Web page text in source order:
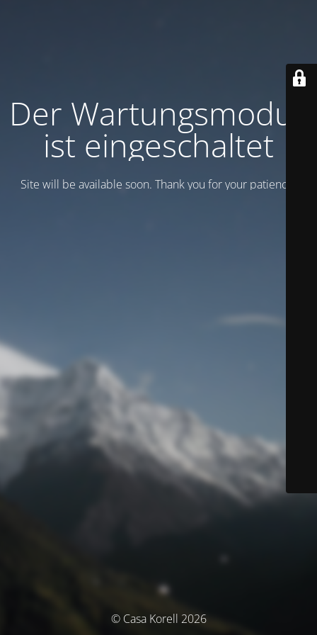
Der Wartungsmodus
ist eingeschaltet
Site will be available soon. Thank you for your patience!
© Casa Korell 2026